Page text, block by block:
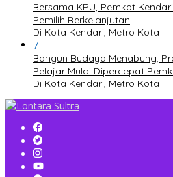
Bersama KPU, Pemkot
Pemilih Berkelanjutan
Di Kota Kendari, Metro Kota
7
Bangun Budaya Menabung,
Pelajar Mulai Dipercepat
Di Kota Kendari, Metro Kota